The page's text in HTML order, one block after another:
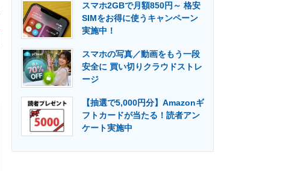
スマホ2GBで月額850円～ 格安
SIMをお得に使うキャンペーン
実施中！
スマホの写真／動画をもう一段
安全に 買い切りクラウドストレ
ージ
【抽選で5,000円分】Amazonギ
フトカードが当たる！読者アン
ケート実施中